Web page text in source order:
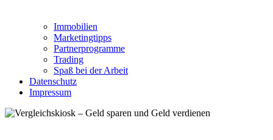
Immobilien
Marketingtipps
Partnerprogramme
Trading
Spaß bei der Arbeit
Datenschutz
Impressum